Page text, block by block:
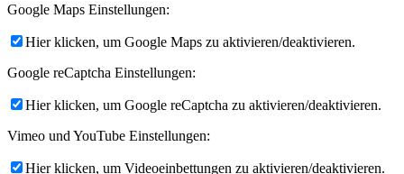
Google Maps Einstellungen:
Hier klicken, um Google Maps zu aktivieren/deaktivieren.
Google reCaptcha Einstellungen:
Hier klicken, um Google reCaptcha zu aktivieren/deaktivieren.
Vimeo und YouTube Einstellungen:
Hier klicken, um Videoeinbettungen zu aktivieren/deaktivieren.